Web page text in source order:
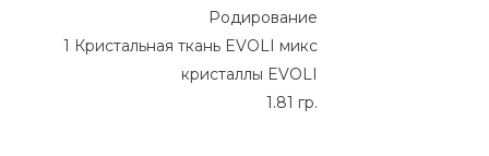
Родирование
1 Кристальная ткань EVOLI микс
кристаллы EVOLI
1.81 гр.